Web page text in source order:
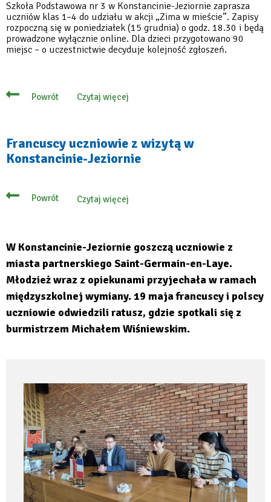
Szkoła Podstawowa nr 3 w Konstancinie-Jeziornie zaprasza
uczniów klas 1–4 do udziału w akcji „Zima w mieście”. Zapisy
rozpoczną się w poniedziałek (15 grudnia) o godz. 18.30 i będą
prowadzone wyłącznie online. Dla dzieci przygotowano 90
miejsc – o uczestnictwie decyduje kolejność zgłoszeń.
Powrót Czytaj więcej
o
zapisy
na
„Zimę
w
Francuscy uczniowie z wizytą w
Konstancinie-Jeziornie
Powrót Czytaj więcej
o
w
Konstancinie-
Jeziornie
W Konstancinie-Jeziornie goszczą uczniowie z
miasta partnerskiego Saint-Germain-en-Laye.
Młodzież wraz z opiekunami przyjechała w ramach
międzyszkolnej wymiany. 19 maja francuscy i polscy
uczniowie odwiedzili ratusz, gdzie spotkali się z
burmistrzem Michałem Wiśniewskim.